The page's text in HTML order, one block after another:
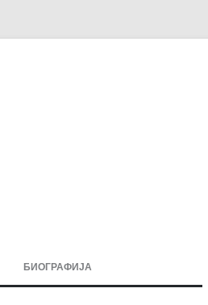
БИОГРАФИЈА